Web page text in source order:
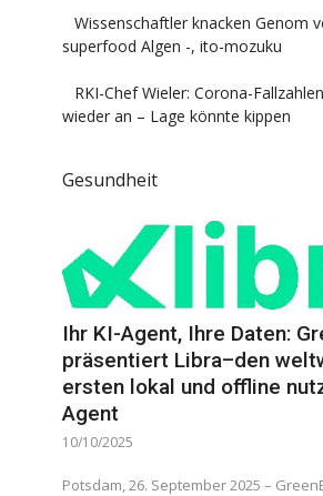
Wissenschaftler knacken Genom
superfood Algen -, ito-mozuku
RKI-Chef Wieler: Corona-
wieder an – Lage könnte kippen
Gesundheit
Ihr KI-Agent, Ihre Daten:
präsentiert Libra–den
ersten lokal und offline
Agent
10/10/2025
Potsdam, 26. September 2025 –